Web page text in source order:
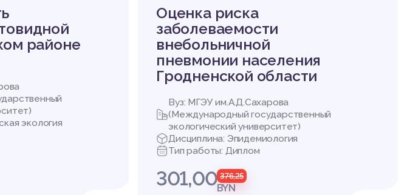
районе
экология
Оценка риска
заболеваемости
внебольничной
пневмонии населения
Гродненской области
Вуз: МГЭУ им.А.Д.Сахарова
(Международный государственный
экологический университет)
Дисциплина: Эпидемиология
Тип работы: Диплом
301,00 376,25
BYN